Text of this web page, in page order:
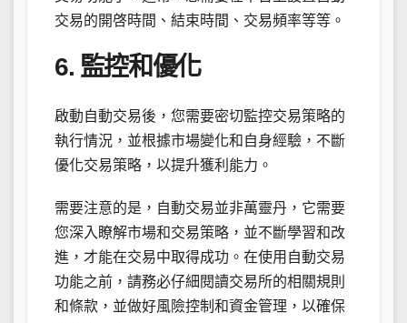
交易的開啓時間、結束時間、交易頻率等等。
6. 監控和優化
啟動自動交易後，您需要密切監控交易策略的
執行情況，並根據市場變化和自身經驗，不斷
優化交易策略，以提升獲利能力。
需要注意的是，自動交易並非萬靈丹，它需要
您深入瞭解市場和交易策略，並不斷學習和改
進，才能在交易中取得成功。在使用自動交易
功能之前，請務必仔細閱讀交易所的相關規則
和條款，並做好風險控制和資金管理，以確保